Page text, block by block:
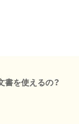
書を使えるの？